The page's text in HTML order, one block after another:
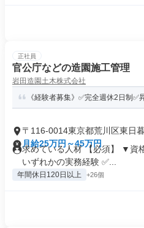
正社員
官公庁などの造園施工管理
岩田造園土木株式会社
《経験者募集》✅完全週休2日制✅
〒116-0014東京都荒川区東日
月給25万円～45万円
求めている人材 【必須】 ▼資
いずれかの実務経験 ✅...
年間休日120日以上 +26個